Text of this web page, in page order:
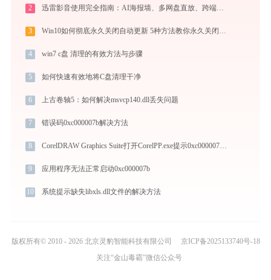
2 迅雷影音使用完全指南：AI海报墙、多网盘直放、跨端同步，不止于播放器
3 Win10如何彻底永久关闭自动更新 5种方法教你永久关闭win10自动更新
4 win7 c盘 清理的有效方法与步骤
5 如何快速有效地将C盘清理干净
6 上古卷轴5：如何解决msvcp140.dll丢失问题
7 错误码0xc000007b解决方法
8 CorelDRAW Graphics Suite打开CorelPP.exe提示0xc000007b错误码怎么办
9 应用程序无法正常启动0xc000007b
10 系统提示缺失libxls.dll文件的解决方法
版权所有© 2010 - 2026 北京灵豹智能科技有限公司
京ICP备2025133740号-18
关注“金山毒霸”微信公众号